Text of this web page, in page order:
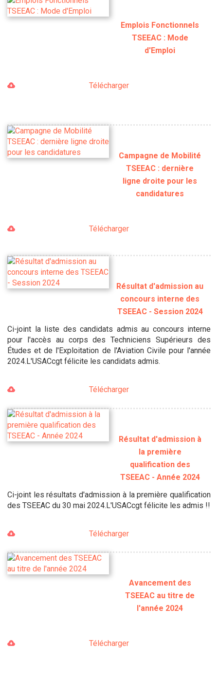
Emplois Fonctionnels
TSEEAC : Mode
d'Emploi
Télécharger
Campagne de Mobilité
TSEEAC : dernière
ligne droite pour les
candidatures
Télécharger
Résultat d'admission au
concours interne des
TSEEAC - Session 2024
Ci-joint la liste des candidats admis au concours interne
pour l'accès au corps des Techniciens Supérieurs des
Études et de l'Exploitation de l'Aviation Civile pour l'année
2024.L'USACcgt félicite les candidats admis.
Télécharger
Résultat d'admission à
la première
qualification des
TSEEAC - Année 2024
Ci-joint les résultats d'admission à la première qualification
des TSEEAC du 30 mai 2024.L'USACcgt félicite les admis !!
Télécharger
Avancement des
TSEEAC au titre de
l'année 2024
Télécharger